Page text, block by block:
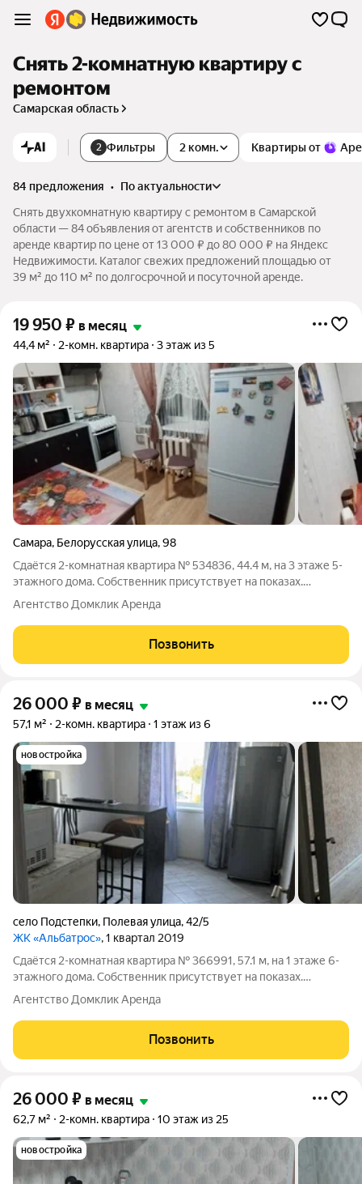
Снять 2-комнатную квартиру с
ремонтом
Самарская область
AI 2 Фильтры Квартиры от
2 комн.
84 предложения •
по актуальности
Снять двухкомнатную квартиру с ремонтом в Самарской
области — 84 объявления от агентств и собственников по
аренде квартир по цене от 13 000 ₽ до 80 000 ₽ на Яндекс
Недвижимости. Каталог свежих предложений площадью от
39 м² до 110 м² по долгосрочной и посуточной аренде.
19 950 ₽ в месяц
44,4 м² 2-комн. квартира 3 этаж из 5
Самара, Белорусская улица,98
Сдаётся 2-комнатная квартира № 534836, 44.4 м, на 3 этаже 5-
этажного дома. Собственник присутствует на показах.
Коммунальные платежи оплачиваются отдельно. Счетчики
оплачиваются отдельно. По условиям проживания: можно с
детьми, можно с питомцами.
Агентство Домклик Аренда
Позвонить
26 000 ₽ в месяц
57,1 м² 2-комн. квартира 1 этаж из 6
новостройка
село Подстепки, Полевая улица,42/5
ЖК «Альбатрос», 1 квартал 2019
Сдаётся 2-комнатная квартира № 366991, 57.1 м, на 1 этаже 6-
этажного дома. Собственник присутствует на показах.
Коммунальные платежи оплачиваются отдельно. Счетчики
оплачиваются отдельно. По условиям проживания: можно с
детьми, можно с питомцами.
Агентство Домклик Аренда
Позвонить
26 000 ₽ в месяц
62,7 м² 2-комн. квартира 10 этаж из 25
новостройка